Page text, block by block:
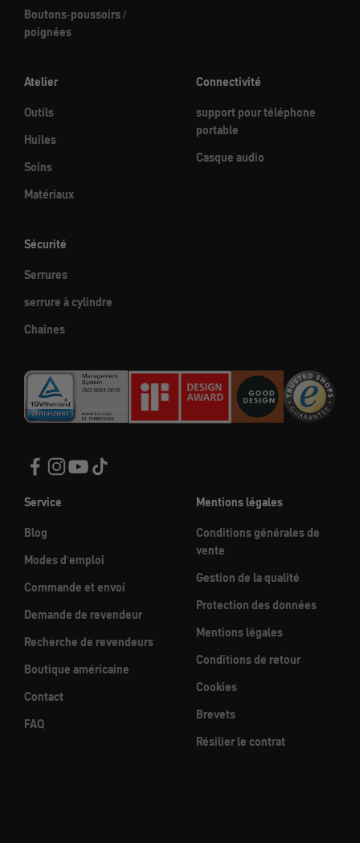
Boutons-poussoirs /
poignées
Atelier
Outils
Huiles
Soins
Matériaux
Connectivité
support pour téléphone
portable
Casque audio
Sécurité
Serrures
serrure à cylindre
Chaînes
Service
Blog
Modes d'emploi
Commande et envoi
Demande de revendeur
Recherche de revendeurs
Boutique américaine
Contact
FAQ
Mentions légales
Conditions générales de
vente
Gestion de la qualité
Protection des données
Mentions légales
Conditions de retour
Cookies
Brevets
Résilier le contrat